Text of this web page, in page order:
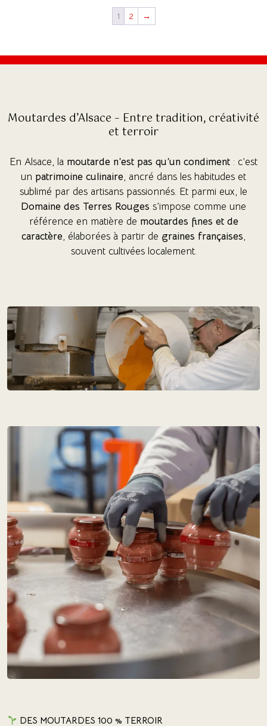
(2 avis)
1 2 →
Moutardes d’Alsace – Entre tradition, créativité
et terroir
En Alsace, la moutarde n’est pas qu’un condiment : c’est
un patrimoine culinaire, ancré dans les habitudes et
sublimé par des artisans passionnés. Et parmi eux, le
Domaine des Terres Rouges s’impose comme une
référence en matière de moutardes fines et de
caractère, élaborées à partir de graines françaises,
souvent cultivées localement.
DES MOUTARDES 100 % TERROIR